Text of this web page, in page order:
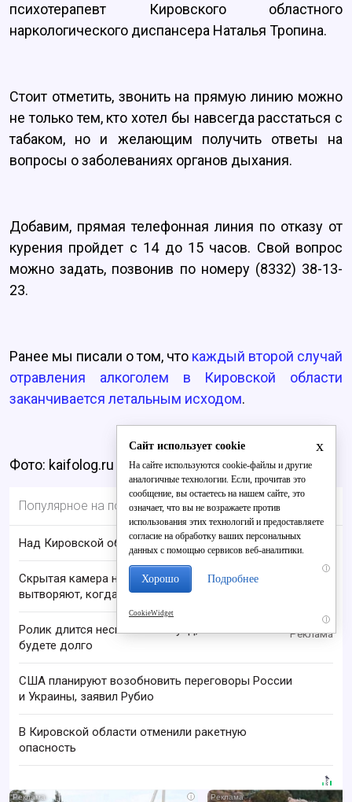
психотерапевт Кировского областного
наркологического диспансера Наталья Тропина.
Стоит отметить, звонить на прямую линию можно
не только тем, кто хотел бы навсегда расстаться с
табаком, но и желающим получить ответы на
вопросы о заболеваниях органов дыхания.
Добавим, прямая телефонная линия по отказу от
курения пройдет с 14 до 15 часов. Свой вопрос
можно задать, позвонив по номеру (8332) 38-13-
23.
Ранее мы писали о том, что каждый второй случай
отравления алкоголем в Кировской области
заканчивается летальным исходом.
Фото: kaifolog.ru
Популярное на портале
Над Кировской областью сбили БПЛА
i
Скрытая камера на пляже Крыма: Что люди
вытворяют, когда их не видят...
i
Ролик длится несколько секунд, а смеяться вы
будете долго
США планируют возобновить переговоры России
и Украины, заявил Рубио
В Кировской области отменили ракетную
опасность
i
x
Сайт использует cookie
На сайте используются cookie-файлы и другие
аналогичные технологии. Если, прочитав это
сообщение, вы остаетесь на нашем сайте, это
означает, что вы не возражаете против
использования этих технологий и предоставляете
согласие на обработку ваших персональных
данных с помощью сервисов веб-аналитики.
Хорошо Подробнее
CookieWidget